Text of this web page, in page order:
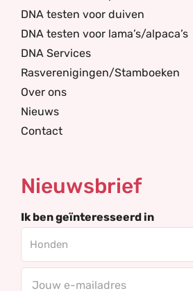
DNA testen voor duiven
DNA testen voor lama’s/alpaca’s
DNA Services
Rasverenigingen/Stamboeken
Over ons
Nieuws
Contact
Nieuwsbrief
Ik ben geïnteresseerd in